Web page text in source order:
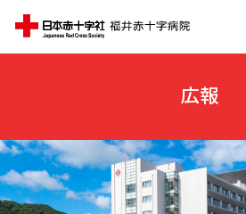
広報